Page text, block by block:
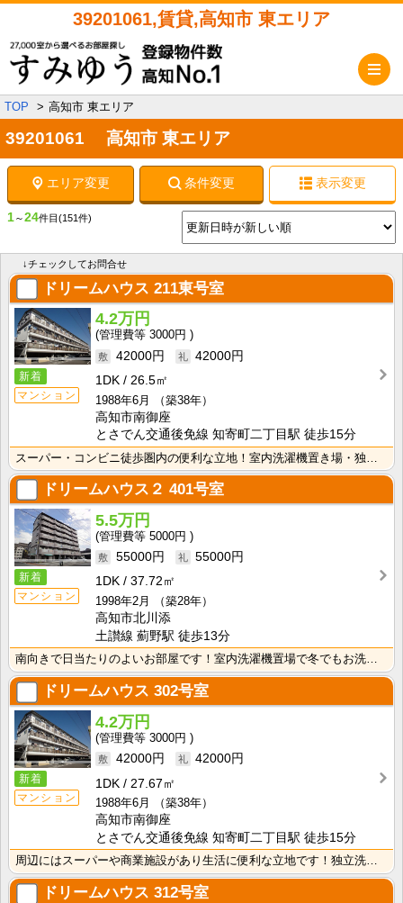
39201061,賃貸,高知市 東エリア
TOP 高知市 東エリア
39201061 高知市 東エリア
エリア変更 条件変更 表示変更
1～24件目 (151件)
↓チェックしてお問合せ
ドリームハウス 211東号室
新着
マンション
4.2万円
3000円
42000円
42000円
1DK
26.5㎡
1988年6月
（築38年）
高知市南御座
とさでん交通後免線 知寄町二丁目駅 徒歩15分
スーパー・コンビニ徒歩圏内の便利な立地！室内洗濯機置き場・独立洗面台付き☆ トイレは温水洗浄便座付き･･･
ドリームハウス２ 401号室
新着
マンション
5.5万円
5000円
55000円
55000円
1DK
37.72㎡
1998年2月
（築28年）
高知市北川添
土讃線 薊野駅 徒歩13分
南向きで日当たりのよいお部屋です！室内洗濯機置場で冬でもお洗濯快適♪独立洗面台があるので、忙しい朝の･･･
ドリームハウス 302号室
新着
マンション
4.2万円
3000円
42000円
42000円
1DK
27.67㎡
1988年6月
（築38年）
高知市南御座
とさでん交通後免線 知寄町二丁目駅 徒歩15分
周辺にはスーパーや商業施設があり生活に便利な立地です！独立洗面台が付いているので忙しい朝の身支度も快･･･
ドリームハウス 312号室